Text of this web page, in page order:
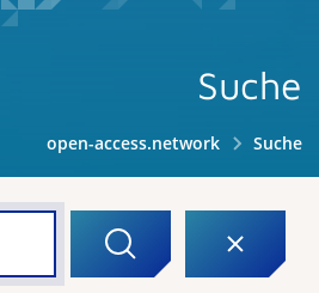
Suche
open-access.network Suche